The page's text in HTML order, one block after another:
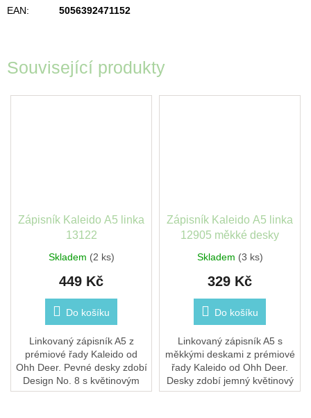
Související produkty
Zápisník Kaleido A5 linka
13122
Skladem (2 ks)
449 Kč
Do košíku
Linkovaný zápisník A5 z
prémiové řady Kaleido od
Ohh Deer. Pevné desky zdobí
Design No. 8 s květinovým
motivem Marsh Daisies
Zápisník Kaleido A5 linka
12905 měkké desky
Skladem (3 ks)
329 Kč
Do košíku
Linkovaný zápisník A5 s
měkkými deskami z prémiové
řady Kaleido od Ohh Deer.
Desky zdobí jemný květinový
motiv magnólie. Lehký a
EAN: 5056392471152